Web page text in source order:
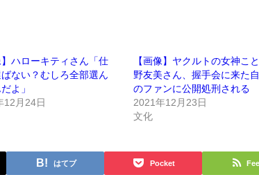
】ハローキティさん「仕
ない？むしろ全部選ん
よ」
12月24日
【画像】ヤクルトの女神こ
野友美さん、握手会に来た
のファンに公開処刑される
2021年12月23日
文化
はてブ Pocket